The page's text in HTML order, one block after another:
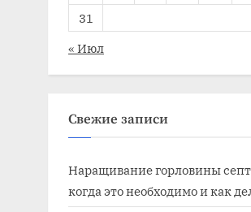
31
« Июл
Свежие записи
Наращивание горловины
когда это необходимо и как